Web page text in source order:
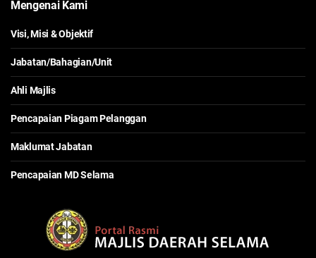
Mengenai Kami
Visi, Misi & Objektif
Jabatan/Bahagian/Unit
Ahli Majlis
Pencapaian Piagam Pelanggan
Maklumat Jabatan
Pencapaian MD Selama